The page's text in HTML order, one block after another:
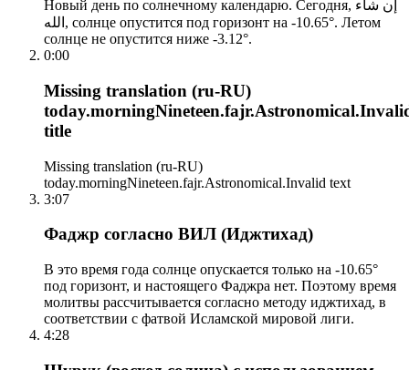
Новый день по солнечному календарю. Сегодня, إن شاء
الله, солнце опустится под горизонт на -10.65°. Летом
солнце не опустится ниже -3.12°.
0:00
Missing translation (ru-RU)
title
Missing translation (ru-RU)
today.morningNineteen.fajr.Astronomical.Invalid text
3:07
Фаджр согласно ВИЛ (Иджтихад)
В это время года солнце опускается только на -10.65°
под горизонт, и настоящего Фаджра нет. Поэтому время
молитвы рассчитывается согласно методу иджтихад, в
соответствии с фатвой Исламской мировой лиги.
4:28